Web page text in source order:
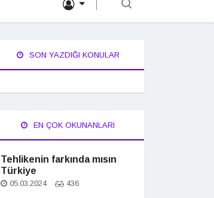
SON YAZDIĞI KONULAR
EN ÇOK OKUNANLARI
Tehlikenin farkında mısın
Türkiye
05.03.2024 436